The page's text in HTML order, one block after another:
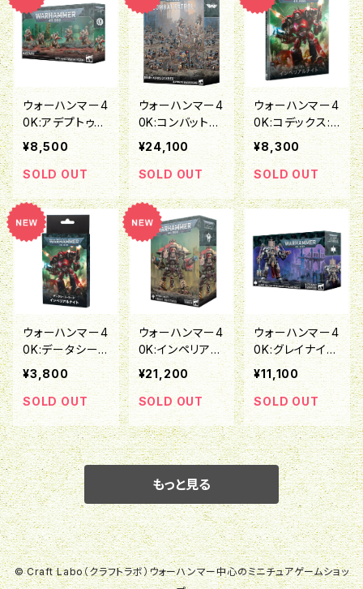
ウォーハンマー4
0K:アデプトゥ
ス・メカニカス：
ハスタリウス
¥8,500
SOLD OUT
ウォーハンマー4
0K:コンバットパ
トロール:デスコ
ーア・オヴ・クリ
ーグ
¥24,100
SOLD OUT
ウォーハンマー4
0K:コデックス:
インペリアルナイ
ト(日本語版)
¥8,300
SOLD OUT
ウォーハンマー4
0K:データシー
ト・カード:インペ
リアルナイト(日
本語版)
¥3,800
SOLD OUT
ウォーハンマー4
0K:インペリアル
ナイト:ナイト・ク
エスター
¥21,200
SOLD OUT
ウォーハンマー4
0K:グレイナイト:
グランドマスター
(ネメシス・ドレッ
ドナイト装備)
¥11,100
SOLD OUT
もっと見る
© Craft Labo（クラフトラボ）ウォーハンマー中心のミニチュアゲームショッ